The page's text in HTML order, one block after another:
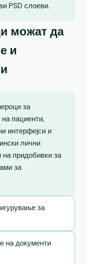
PSD слоеви.
можат да
и
за
пациенти,
интерфејси и
лични
придобивки за
за
за
на документи